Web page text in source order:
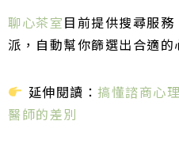
聊心茶室目前提供搜尋服
派，自動幫你篩選出合適的
延伸閱讀： 搞懂諮商心
醫師的差別